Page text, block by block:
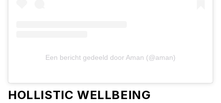
Een bericht gedeeld door Aman (@aman)
HOLLISTIC WELLBEING